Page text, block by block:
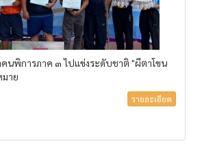
นพิการภาค ๓ ไปแข่งระดับชาติ "ผีตาโขน
าย
รายละเอียด